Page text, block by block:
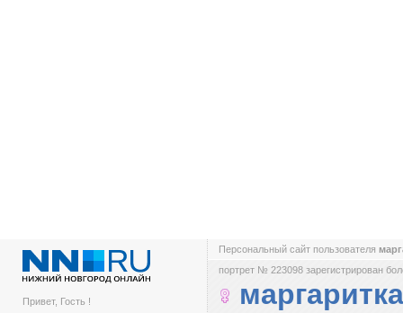
Привет, Гость !
Персональный сайт пользователя
портрет № 223098 зарегистрирован